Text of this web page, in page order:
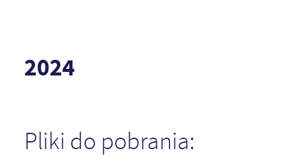
2024
Pliki do pobrania: